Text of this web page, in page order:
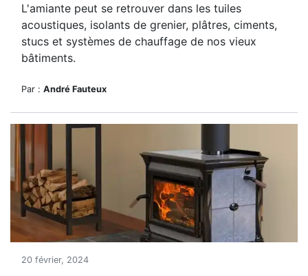
L'amiante peut se retrouver dans les tuiles
acoustiques, isolants de grenier, plâtres, ciments,
stucs et systèmes de chauffage de nos vieux
bâtiments.
Par : André Fauteux
20 février, 2024